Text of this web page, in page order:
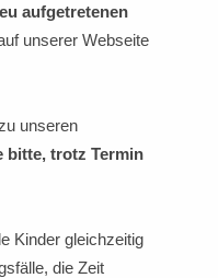
aufgetretenen
unserer Webseite
unseren
bitte, trotz Termin
Kinder gleichzeitig
die Zeit